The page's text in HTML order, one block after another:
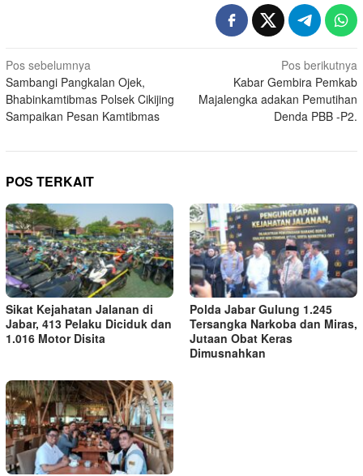
Navigasi
pos
Pos sebelumnya
Sambangi Pangkalan Ojek,
Bhabinkamtibmas Polsek Cikijing
Sampaikan Pesan Kamtibmas
Pos berikutnya
Kabar Gembira Pemkab
Majalengka adakan Pemutihan
Denda PBB -P2.
POS TERKAIT
Sikat Kejahatan Jalanan di
Jabar, 413 Pelaku Diciduk dan
1.016 Motor Disita
Polda Jabar Gulung 1.245
Tersangka Narkoba dan Miras,
Jutaan Obat Keras
Dimusnahkan